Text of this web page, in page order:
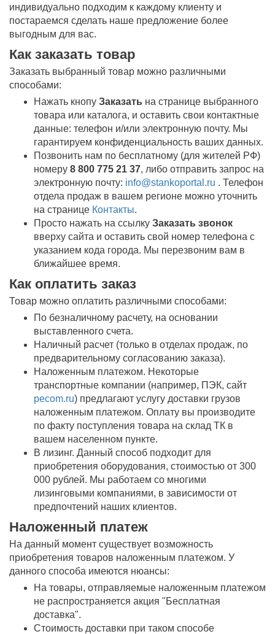
индивидуально подходим к каждому клиенту и
постараемся сделать наше предложение более
выгодным для вас.
Как заказать товар
Заказать выбранный товар можно различными
способами:
Нажать кнопу Заказать на странице выбранного
товара или каталога, и оставить свои контактные
данные: телефон и/или электронную почту. Мы
гарантируем конфиденциальность ваших данных.
Позвонить нам по бесплатному (для жителей РФ)
номеру 8 800 775 21 37, либо отправить запрос на
электронную почту: info@stankoportal.ru . Телефон
отдела продаж в вашем регионе можно уточнить
на странице Контакты.
Просто нажать на ссылку Заказать звонок
вверху сайта и оставить свой номер телефона с
указанием кода города. Мы перезвоним вам в
ближайшее время.
Как оплатить заказ
Товар можно оплатить различными способами:
По безналичному расчету, на основании
выставленного счета.
Наличный расчет (только в отделах продаж, по
предварительному согласованию заказа).
Наложенным платежом. Некоторые
транспортные компании (например, ПЭК, сайт
pecom.ru) предлагают услугу доставки грузов
наложенным платежом. Оплату вы производите
по факту поступления товара на склад ТК в
вашем населенном пункте.
В лизинг. Данный способ подходит для
приобретения оборудования, стоимостью от 300
000 рублей. Мы работаем со многими
лизинговыми компаниями, в зависимости от
предпочтений наших клиентов.
Наложенный платеж
На данный момент существует возможность
приобретения товаров наложенным платежом. У
данного способа имеются нюансы:
На товары, отправляемые наложенным платежом
не распространяется акция "Бесплатная
доставка".
Стоимость доставки при таком способе